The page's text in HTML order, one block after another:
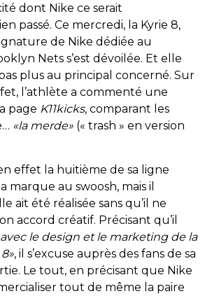
dont Nike ce serait
passé. Ce mercredi, la Kyrie 8,
de Nike dédiée au
Nets s’est dévoilée. Et elle
plus au principal concerné. Sur
l’athlète a commenté une
page K11kicks, comparant les
«la merde» (« trash » en version
effet la huitième de sa ligne
marque au swoosh, mais il
ait été réalisée sans qu’il ne
accord créatif. Précisant qu’il
avec le design et le marketing de la
, il s’excuse auprès des fans de sa
Le tout, en précisant que Nike
tout de même la paire